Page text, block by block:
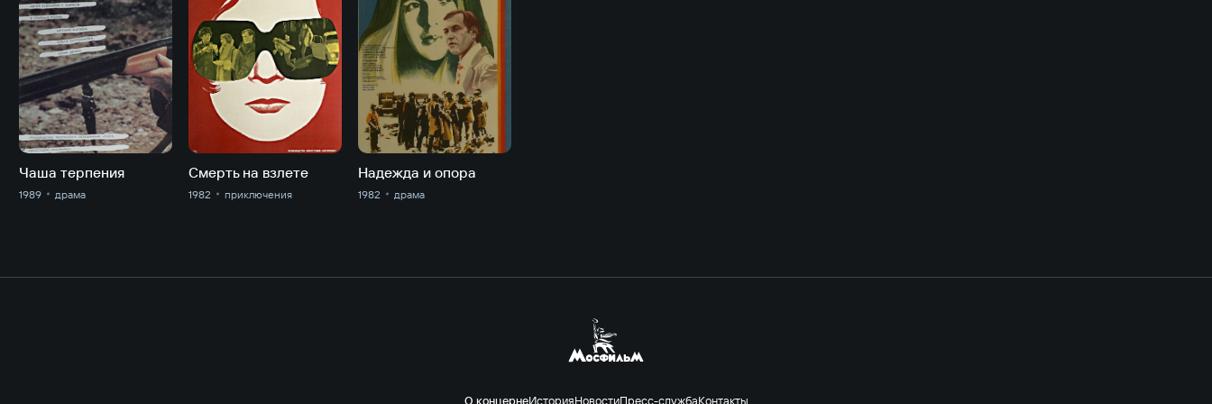
Чаша терпения
1989 драма
Смерть на взлете
1982 приключе­ния
Надежда и опора
1982 драма
О концернеИсторияНовостиПресс-службаКонтакты